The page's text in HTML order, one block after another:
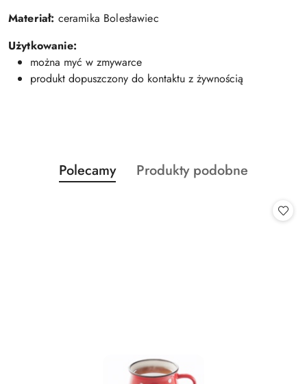
Materiał: ceramika Bolesławiec
Użytkowanie:
można myć w zmywarce
produkt dopuszczony do kontaktu z żywnością
Pomiń karuzelę produktów
Produkty
o
Polecamy
Produkty
Produkty podobne